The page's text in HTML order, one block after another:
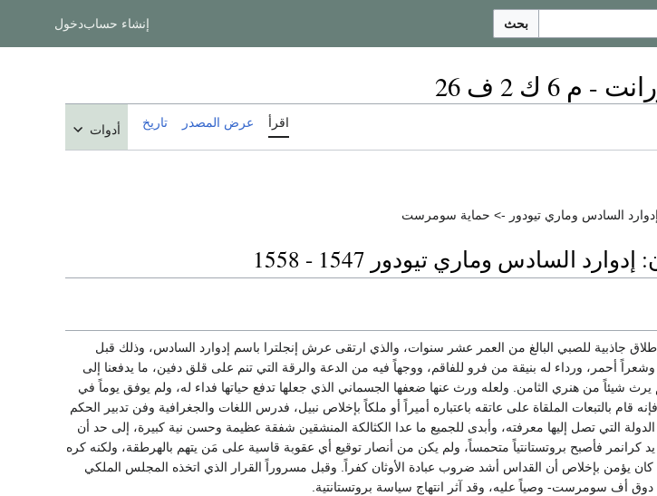
بحث إنشاء حسابدخول
6 ك 2 ف 26
اقرأ عرض المصدر تاريخ أدوات
إدوارد السادس وماري تيودور -> حماية سومرست
السادس وماري تيودور 1547 - 1558
جاذبية للصبي البالغ من العمر عشر سنوات، والذي ارتقى عرش إنجلترا باسم إدوارد السادس، وذلك قبل
أحمر، ورداء له بنيقة من فرو للفاقم، ووجهاً فيه من الدعة والرقة التي تنم على قلق دفين، ما يدفعنا إلى
شيئاً من هنري الثامن. ولعله ورث عنها ضعفها الجسماني الذي جعلها تدفع حياتها فداء له، ولم يوفق يوماً في
قام بالتبعات الملقاة على عاتقه باعتباره أميراً أو ملكاً بإخلاص نبيل، فدرس اللغات والجغرافية وفن تدبير الحكم
التي تصل إليها معرفته، وأبدى للجميع ما عدا الكثالكة المنشقين شفقة عظيمة وحسن نية كبيرة، إلى حد أن
كرانمر فأصبح بروتستانتياً متحمساً، ولم يكن من أنصار توقيع أي عقوبة قاسية على مَن يتهم بالهرطقة، ولكنه كره
يؤمن بإخلاص أن القداس أشد ضروب عبادة الأوثان كفراً. وقبل مسروراً القرار الذي اتخذه المجلس الملكي
دوق أف سومرست- وصياً عليه، وقد آثر انتهاج سياسة بروتستانتية.